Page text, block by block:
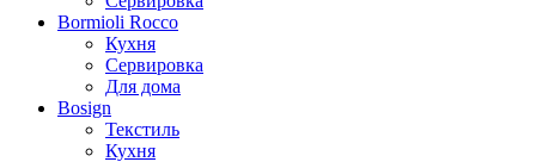
Bormioli Rocco
Кухня
Сервировка
Для дома
Bosign
Текстиль
Кухня